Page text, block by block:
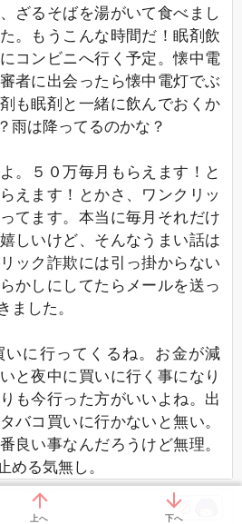
上へ 下へ
ざるそばを湯がいて食べまし
。もうこんな時間だ！眠剤飲
コンビニへ行く予定。懐中電
者に出会ったら懐中電灯でぶ
も眠剤と一緒に飲んでおくか
雨は降ってるのかな？
。５０万毎月もらえます！と
えます！とかさ、ワンクリッ
てます。本当に毎月それだけ
しいけど、そんなうまい話は
ック詐欺には引っ掛からない
かしにしてたらメールを送っ
ました。
に行ってくるね。お金が減
と夜中に買いに行く事になり
も今行った方がいいよね。出
バコ買いに行かないと無い。
良い事なんだろうけど無理。
める気無し。